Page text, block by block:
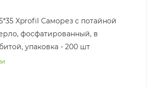
Xprofil Саморез с потайной
фосфатированный, в
упаковка - 200 шт